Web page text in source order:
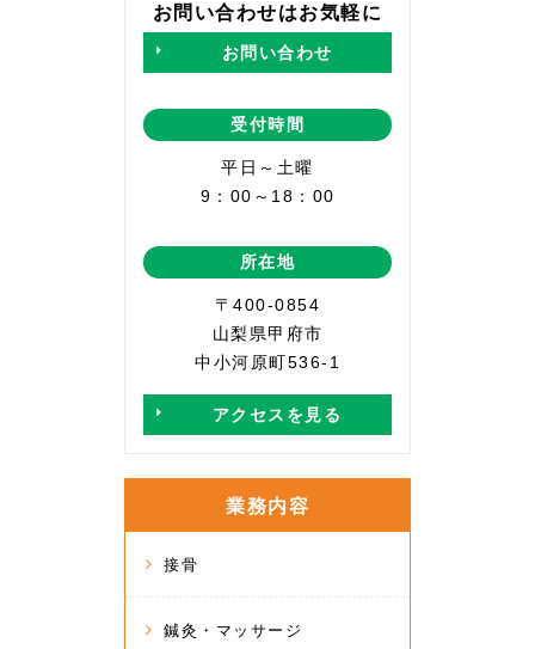
お問い合わせはお気軽に
お問い合わせ
受付時間
平日～土曜
9：00～18：00
所在地
〒400-0854
山梨県甲府市
中小河原町536-1
アクセスを見る
業務内容
接骨
鍼灸・マッサージ